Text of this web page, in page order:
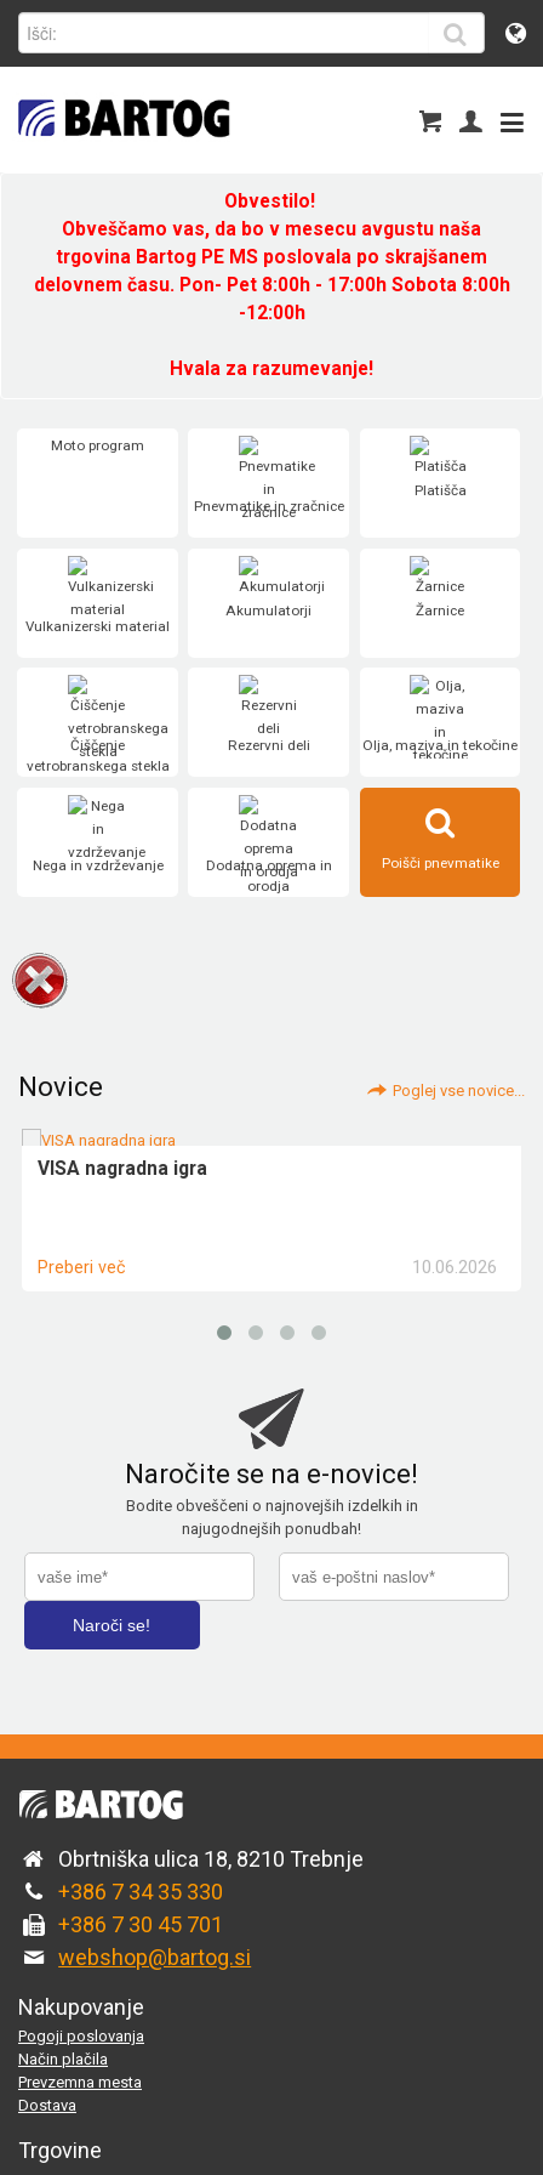
Obvestilo!
Obveščamo vas, da bo v mesecu avgustu naša
trgovina Bartog PE MS poslovala po skrajšanem
delovnem času. Pon- Pet 8:00h - 17:00h Sobota 8:00h
-12:00h
Hvala za razumevanje!
Moto program
Pnevmatike in zračnice
Platišča
Vulkanizerski material
Akumulatorji Žarnice
Čiščenje
vetrobranskega stekla
Rezervni deli Olja, maziva in tekočine
Nega in vzdrževanje
Dodatna oprema in
orodja
Poišči pnevmatike
Novice Poglej vse novice...
VISA nagradna igra
10.06.2026
Preberi več
Naročite se na e-novice!
Bodite obveščeni o najnovejših izdelkih in
najugodnejših ponudbah!
Obrtniška ulica 18, 8210 Trebnje
+386 7 34 35 330
+386 7 30 45 701
webshop@bartog.si
Nakupovanje
Pogoji poslovanja
Način plačila
Prevzemna mesta
Dostava
Trgovine